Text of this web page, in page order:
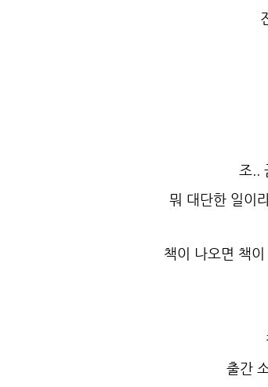
조..
뭐 대단한 일이
책이 나오면 책이
출간